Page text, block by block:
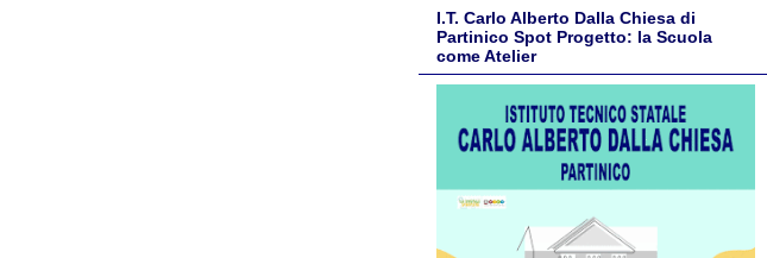
I.T. Carlo Alberto Dalla Chiesa di
Partinico Spot Progetto: la Scuola
come Atelier